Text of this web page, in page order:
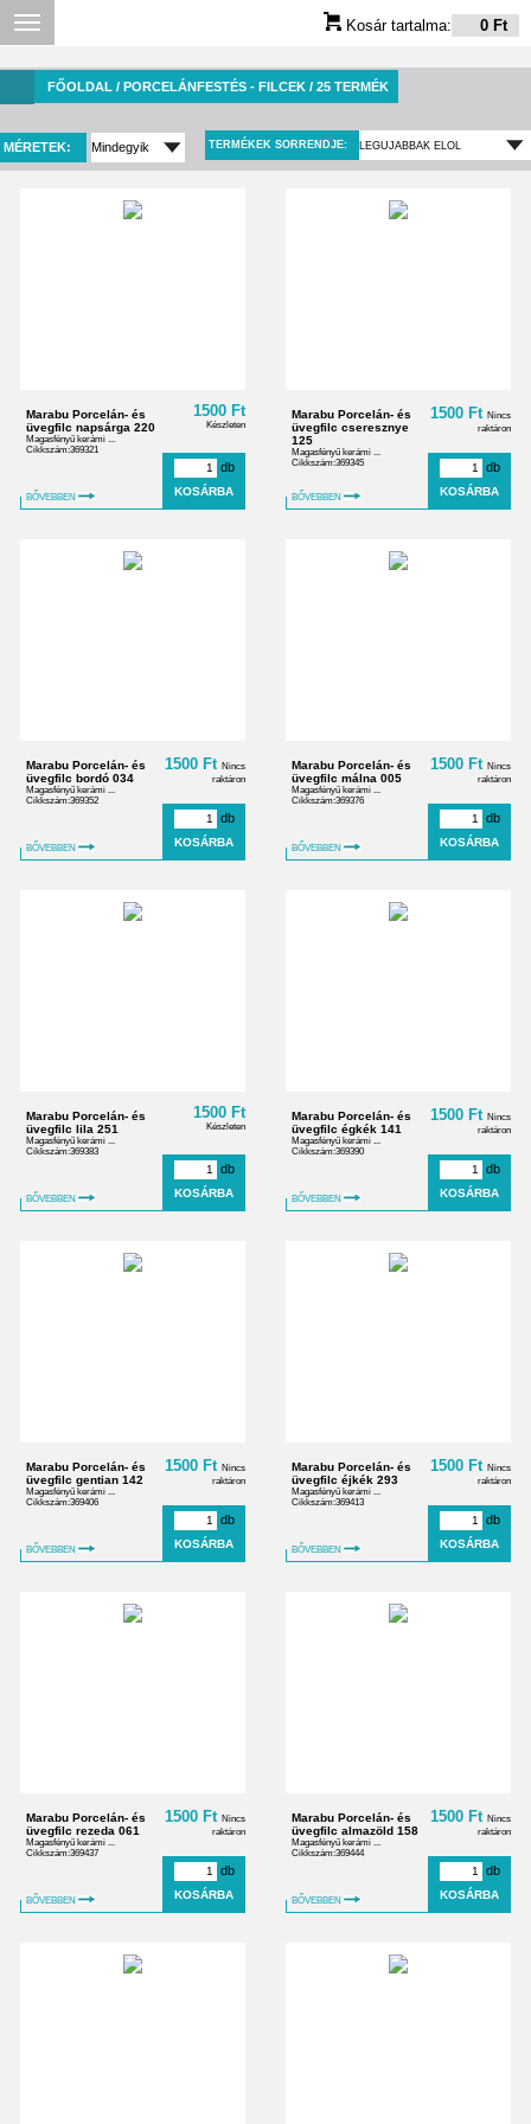
Kosár tartalma: 0 Ft
FŐOLDAL / PORCELÁNFESTÉS - FILCEK / 25 TERMÉK
MÉRETEK: TERMÉKEK SORRENDJE:
Marabu Porcelán- és
üvegfilc napsárga 220
Magasfényű kerámi ...
Cikkszám:369321
BŐVEBBEN
1500 Ft
Készleten
db
Marabu Porcelán- és
üvegfilc cseresznye
125
Magasfényű kerámi ...
Cikkszám:369345
BŐVEBBEN
1500 Ft Nincs
raktáron
db
Marabu Porcelán- és
üvegfilc bordó 034
Magasfényű kerámi ...
Cikkszám:369352
BŐVEBBEN
1500 Ft Nincs
raktáron
db
Marabu Porcelán- és
üvegfilc málna 005
Magasfényű kerámi ...
Cikkszám:369376
BŐVEBBEN
1500 Ft Nincs
raktáron
db
Marabu Porcelán- és
üvegfilc lila 251
Magasfényű kerámi ...
Cikkszám:369383
BŐVEBBEN
1500 Ft
Készleten
db
Marabu Porcelán- és
üvegfilc égkék 141
Magasfényű kerámi ...
Cikkszám:369390
BŐVEBBEN
1500 Ft Nincs
raktáron
db
Marabu Porcelán- és
üvegfilc gentian 142
Magasfényű kerámi ...
Cikkszám:369406
BŐVEBBEN
1500 Ft Nincs
raktáron
db
Marabu Porcelán- és
üvegfilc éjkék 293
Magasfényű kerámi ...
Cikkszám:369413
BŐVEBBEN
1500 Ft Nincs
raktáron
db
Marabu Porcelán- és
üvegfilc rezeda 061
Magasfényű kerámi ...
Cikkszám:369437
BŐVEBBEN
1500 Ft Nincs
raktáron
db
Marabu Porcelán- és
üvegfilc almazöld 158
Magasfényű kerámi ...
Cikkszám:369444
BŐVEBBEN
1500 Ft Nincs
raktáron
db